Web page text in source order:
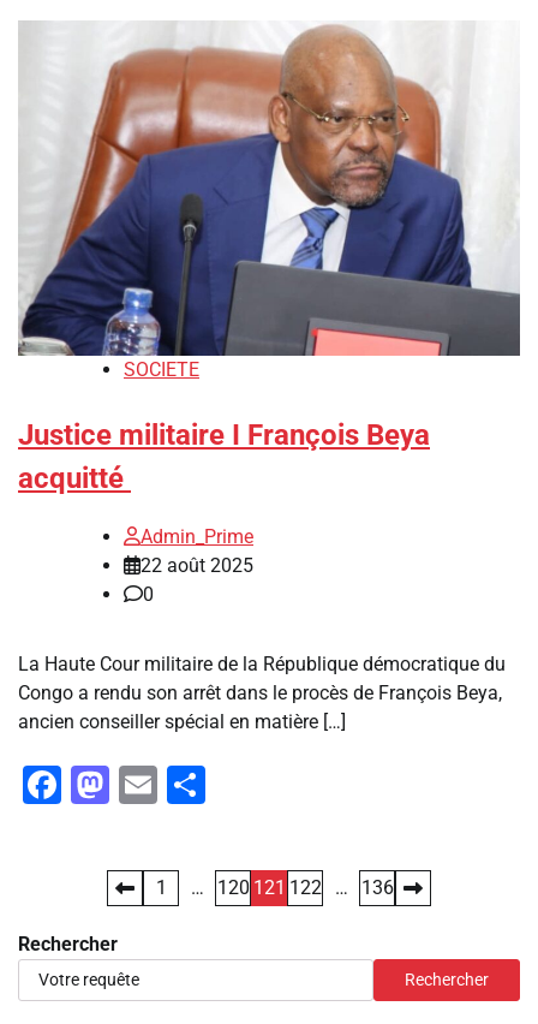
SOCIETE
Justice militaire I François Beya
acquitté
Admin_Prime
22 août 2025
0
La Haute Cour militaire de la République démocratique du
Congo a rendu son arrêt dans le procès de François Beya,
ancien conseiller spécial en matière […]
Facebook
Mastodon
Email
Pagination
des
publications
1 … 120 121 122 … 136
Rechercher
Rechercher